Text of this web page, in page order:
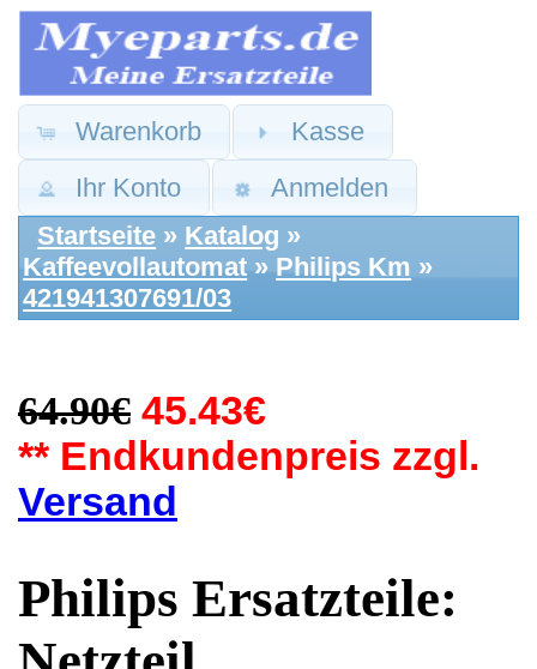
Warenkorb
Kasse
Ihr Konto
Anmelden
»
Kaffeevollautomat» Philips Km»
421941307691/03
64.90€ 45.43€
** Endkundenpreis zzgl.
Philips Ersatzteile:
Netzteil
Leistungselektronik
SY1630 HD8841 -2
[421941307691/03]